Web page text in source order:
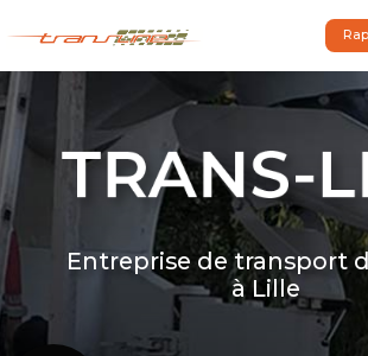
au
principal
Entreprise de transport
à Lille